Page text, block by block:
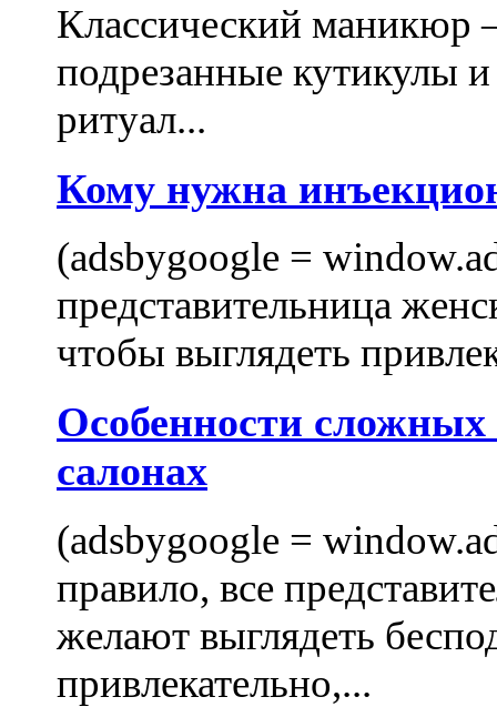
Классический маникюр
подрезанные кутикулы
ритуал...
Кому нужна
(adsbygoogle =
представительница
чтобы выглядеть
Особенности
салонах
(adsbygoogle =
правило, все
желают выглядеть
привлекательно,...